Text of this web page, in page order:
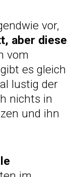
vor,
aber diese
vom
es gleich
lustig der
nichts in
und ihn